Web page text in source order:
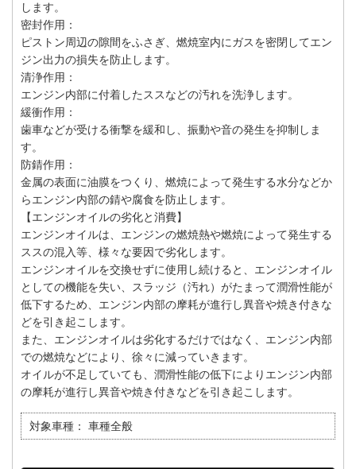
します。
密封作用：
ピストン周辺の隙間をふさぎ、燃焼室内にガスを密閉してエン
ジン出力の損失を防止します。
清浄作用：
エンジン内部に付着したススなどの汚れを洗浄します。
緩衝作用：
歯車などが受ける衝撃を緩和し、振動や音の発生を抑制しま
す。
防錆作用：
金属の表面に油膜をつくり、燃焼によって発生する水分などか
らエンジン内部の錆や腐食を防止します。
【エンジンオイルの劣化と消費】
エンジンオイルは、エンジンの燃焼熱や燃焼によって発生する
ススの混入等、様々な要因で劣化します。
エンジンオイルを交換せずに使用し続けると、エンジンオイル
としての機能を失い、スラッジ（汚れ）がたまって潤滑性能が
低下するため、エンジン内部の摩耗が進行し異音や焼き付きな
どを引き起こします。
また、エンジンオイルは劣化するだけではなく、エンジン内部
での燃焼などにより、徐々に減っていきます。
オイルが不足していても、潤滑性能の低下によりエンジン内部
の摩耗が進行し異音や焼き付きなどを引き起こします。
対象車種： 車種全般